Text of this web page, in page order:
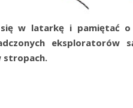
w latarkę i pamiętać o
eksploratorów
stropach.